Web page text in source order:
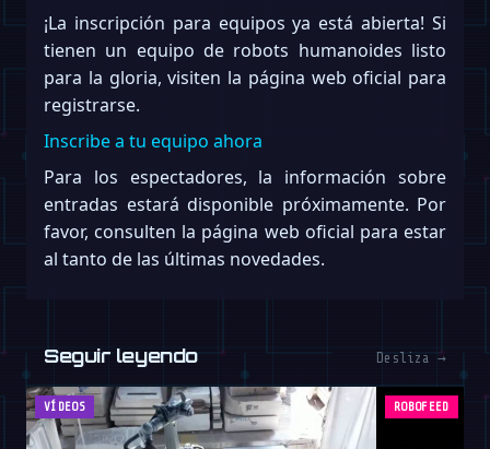
¡La inscripción para equipos ya está abierta! Si
tienen un equipo de robots humanoides listo
para la gloria, visiten la página web oficial para
registrarse.
Inscribe a tu equipo ahora
Para los espectadores, la información sobre
entradas estará disponible próximamente. Por
favor, consulten la página web oficial para estar
al tanto de las últimas novedades.
Seguir leyendo Desliza →
VÍDEOS ROBOFEED